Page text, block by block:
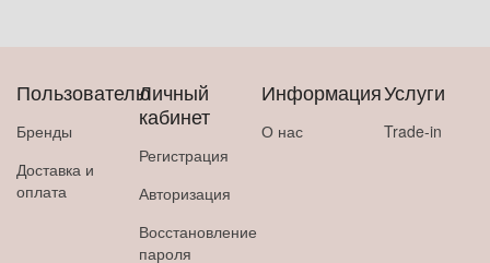
Пользователю
Бренды
Доставка и
оплата
Личный
кабинет
Регистрация
Авторизация
Восстановление
пароля
Информация
О нас
Услуги
Trade-in